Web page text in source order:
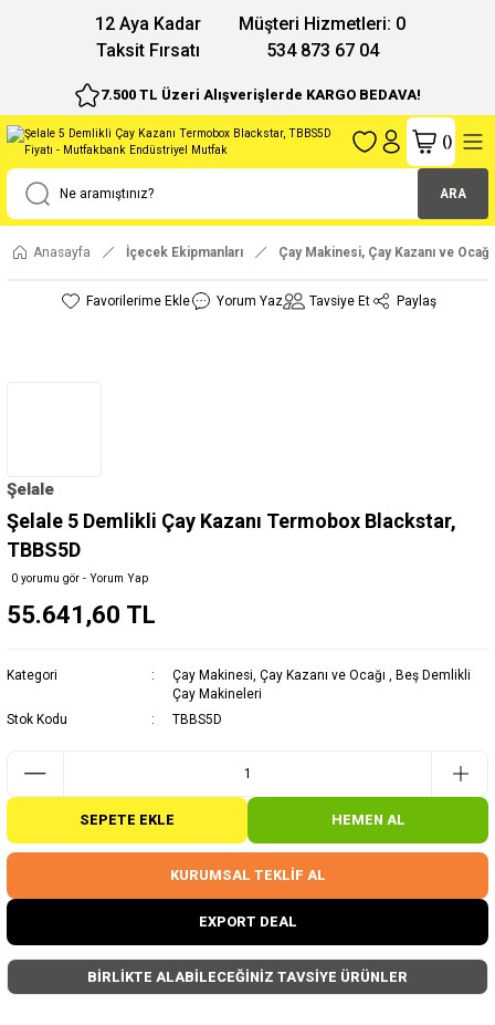
12 Aya Kadar
Taksit Fırsatı
Müşteri Hizmetleri: 0
534 873 67 04
7.500 TL Üzeri Alışverişlerde KARGO BEDAVA!
ARA
()
Anasayfa İçecek Ekipmanları Çay Makinesi, Çay Kazanı ve Ocağı
Yorum Yaz Tavsiye Et Paylaş
Şelale
Şelale 5 Demlikli Çay Kazanı Termobox Blackstar,
TBBS5D
0 yorumu gör - Yorum Yap
55.641,60 TL
Kategori Çay Makinesi, Çay Kazanı ve Ocağı
Beş Demlikli
Çay Makineleri
Stok Kodu
TBBS5D
SEPETE EKLE HEMEN AL
KURUMSAL TEKLİF AL
EXPORT DEAL
BİRLİKTE ALABİLECEĞİNİZ TAVSİYE ÜRÜNLER